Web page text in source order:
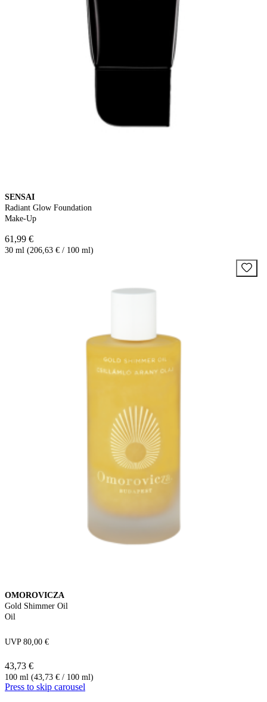
SENSAI
Radiant Glow Foundation
Make-Up
61,99 €
30 ml (206,63 € / 100 ml)
OMOROVICZA
Gold Shimmer Oil
Oil
UVP 80,00 €
43,73 €
100 ml (43,73 € / 100 ml)
Press to skip carousel